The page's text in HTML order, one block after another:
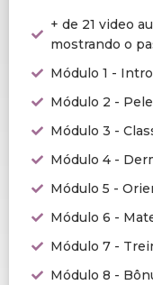
+ de 21 video
mostrando o
Módulo 1 -
Módulo 2 - Pele
Módulo 3 -
Módulo 4 -
Módulo 5 -
Módulo 6 -
Módulo 7 -
Módulo 8 -